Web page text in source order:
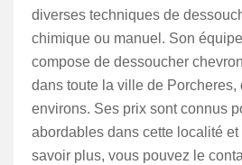
diverses techniques de
chimique ou manuel. Son
compose de dessoucher
dans toute la ville de Porcheres,
environs. Ses prix sont connus
abordables dans cette localité
savoir plus, vous pouvez le